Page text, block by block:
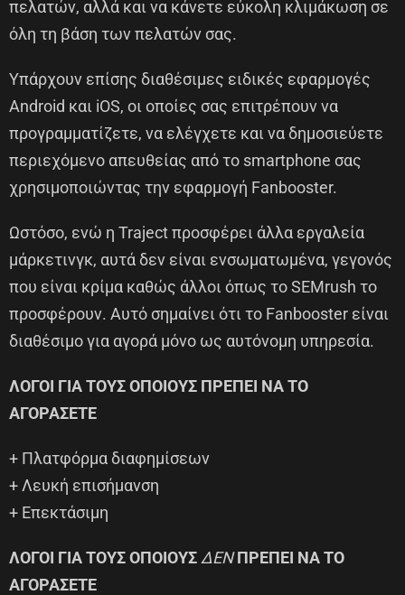
πελατών, αλλά και να κάνετε εύκολη κλιμάκωση σε
όλη τη βάση των πελατών σας.
Υπάρχουν επίσης διαθέσιμες ειδικές εφαρμογές
Android και iOS, οι οποίες σας επιτρέπουν να
προγραμματίζετε, να ελέγχετε και να δημοσιεύετε
περιεχόμενο απευθείας από το smartphone σας
χρησιμοποιώντας την εφαρμογή Fanbooster.
Ωστόσο, ενώ η Traject προσφέρει άλλα εργαλεία
μάρκετινγκ, αυτά δεν είναι ενσωματωμένα, γεγονός
που είναι κρίμα καθώς άλλοι όπως το SEMrush το
προσφέρουν. Αυτό σημαίνει ότι το Fanbooster είναι
διαθέσιμο για αγορά μόνο ως αυτόνομη υπηρεσία.
ΛΟΓΟΙ ΓΙΑ ΤΟΥΣ ΟΠΟΙΟΥΣ ΠΡΕΠΕΙ ΝΑ ΤΟ
ΑΓΟΡΑΣΕΤΕ
+ Πλατφόρμα διαφημίσεων
+ Λευκή επισήμανση
+ Επεκτάσιμη
ΛΟΓΟΙ ΓΙΑ ΤΟΥΣ ΟΠΟΙΟΥΣ ΔΕΝΠΡΕΠΕΙ ΝΑ ΤΟ
ΑΓΟΡΑΣΕΤΕ